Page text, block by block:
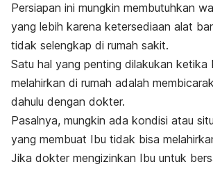
Persiapan ini mungkin membutuhkan
yang lebih karena ketersediaan alat
tidak selengkap di rumah sakit.
Satu hal yang penting dilakukan ketika
melahirkan di rumah adalah
dahulu dengan dokter.
Pasalnya, mungkin ada kondisi atau
yang membuat Ibu tidak bisa
Jika dokter mengizinkan Ibu untuk